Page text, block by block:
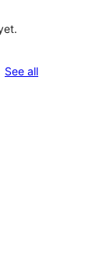
See allreviews